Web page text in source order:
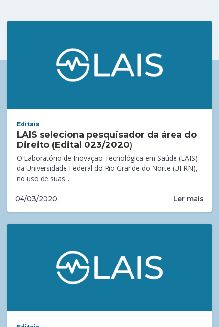
Editais
LAIS seleciona pesquisador da área do
Direito (Edital 023/2020)
O Laboratório de Inovação Tecnológica em Saúde (LAIS)
da Universidade Federal do Rio Grande do Norte (UFRN),
no uso de suas...
04/03/2020 Ler mais